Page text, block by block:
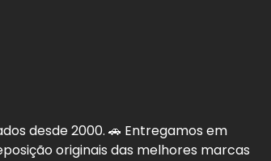
desde 2000. 🚗 Entregamos em
originais das melhores marcas